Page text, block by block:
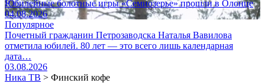
Юбилейные болотные игры «Семиозерье» прошли в Олонце
04.08.2026
Популярное
Почетный гражданин Петрозаводска Наталья Вавилова
отметила юбилей. 80 лет — это всего лишь календарная
дата…
03.08.2026
Ника ТВ > Финский кофе